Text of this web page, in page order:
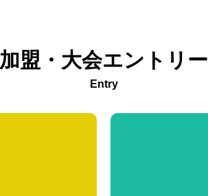
加盟・大会エントリー
Entry